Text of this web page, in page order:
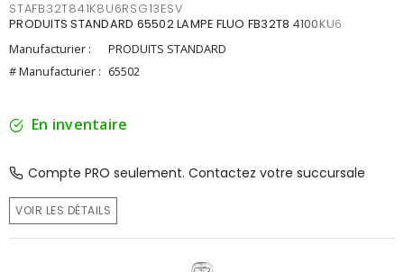
STAFB32T841K8U6RSG13ESV
PRODUITS STANDARD 65502 LAMPE FLUO FB32T8 4100KU6
Manufacturier :
PRODUITS STANDARD
# Manufacturier : 65502
En inventaire
Compte PRO seulement. Contactez votre succursale
VOIR LES DÉTAILS